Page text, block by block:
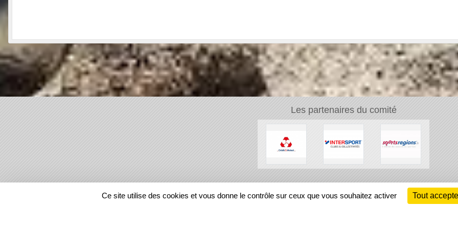
Les partenaires du comité
REGIONS
Ce site utilise des cookies et vous donne le contrôle sur ceux que vous souhaitez activer Tout